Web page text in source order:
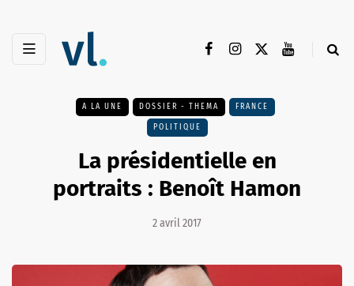
A LA UNE DOSSIER - THEMA FRANCE
POLITIQUE
La présidentielle en
portraits : Benoît Hamon
2 avril 2017